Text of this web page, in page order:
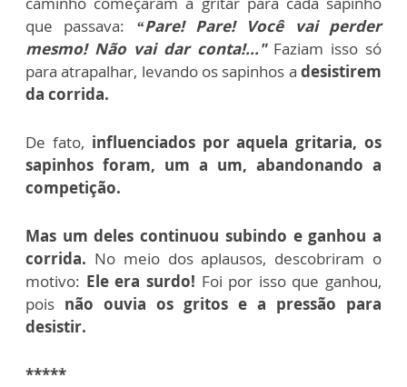
que passava: “Pare! Pare! Você vai perder
mesmo! Não vai dar conta!..."Faziam isso só
para atrapalhar, levando os sapinhos a desistirem
da corrida.
De fato, influenciados por aquela gritaria, os
sapinhos foram, um a um, abandonando a
competição.
Mas um deles continuou subindo e ganhou a
corrida. No meio dos aplausos, descobriram o
motivo: Ele era surdo! Foi por isso que ganhou,
pois não ouvia os gritos e a pressão para
desistir.
*****